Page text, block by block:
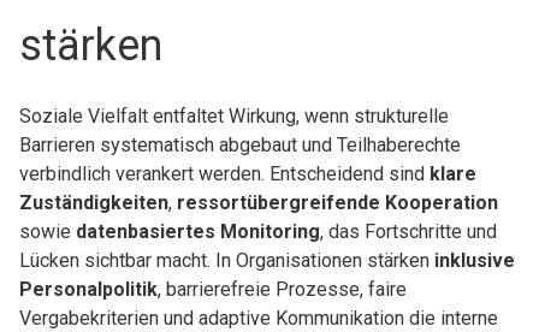
stärken
Soziale Vielfalt entfaltet Wirkung, wenn strukturelle
Barrieren systematisch abgebaut und Teilhaberechte
verbindlich verankert werden. Entscheidend sind klare
Zuständigkeiten, ressortübergreifende Kooperation
sowie datenbasiertes Monitoring, das Fortschritte und
Lücken sichtbar macht. In Organisationen stärken inklusive
Personalpolitik, barrierefreie Prozesse, faire
Vergabekriterien und adaptive Kommunikation die interne